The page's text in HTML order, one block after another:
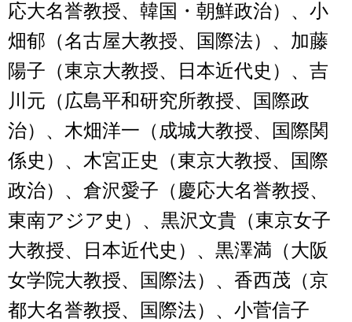
応大名誉教授、韓国・朝鮮政治）、小
畑郁（名古屋大教授、国際法）、加藤
陽子（東京大教授、日本近代史）、吉
川元（広島平和研究所教授、国際政
治）、木畑洋一（成城大教授、国際関
係史）、木宮正史（東京大教授、国際
政治）、倉沢愛子（慶応大名誉教授、
東南アジア史）、黒沢文貴（東京女子
大教授、日本近代史）、黒澤満（大阪
女学院大教授、国際法）、香西茂（京
都大名誉教授、国際法）、小菅信子